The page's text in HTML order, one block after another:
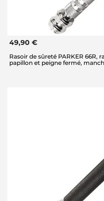
49,90 €
Rasoir de sûreté PARKER 66R,
papillon et peigne fermé,